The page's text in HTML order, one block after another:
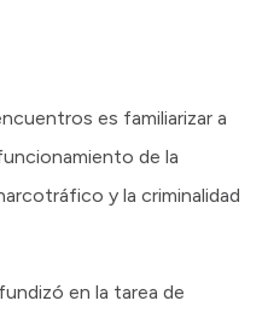
es familiarizar a
de la
y la criminalidad
en la tarea de